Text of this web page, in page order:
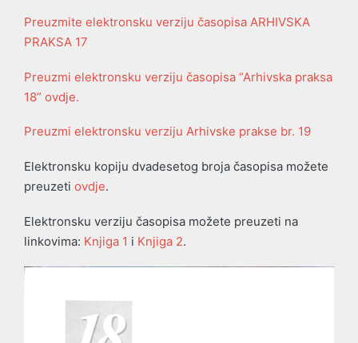
Preuzmite elektronsku verziju časopisa ARHIVSKA
PRAKSA 17
Preuzmi elektronsku verziju časopisa “Arhivska praksa
18” ovdje.
Preuzmi elektronsku verziju Arhivske prakse br. 19
Elektronsku kopiju dvadesetog broja časopisa možete
preuzeti ovdje.
Elektronsku verziju časopisa možete preuzeti na
linkovima: Knjiga 1 i Knjiga 2.